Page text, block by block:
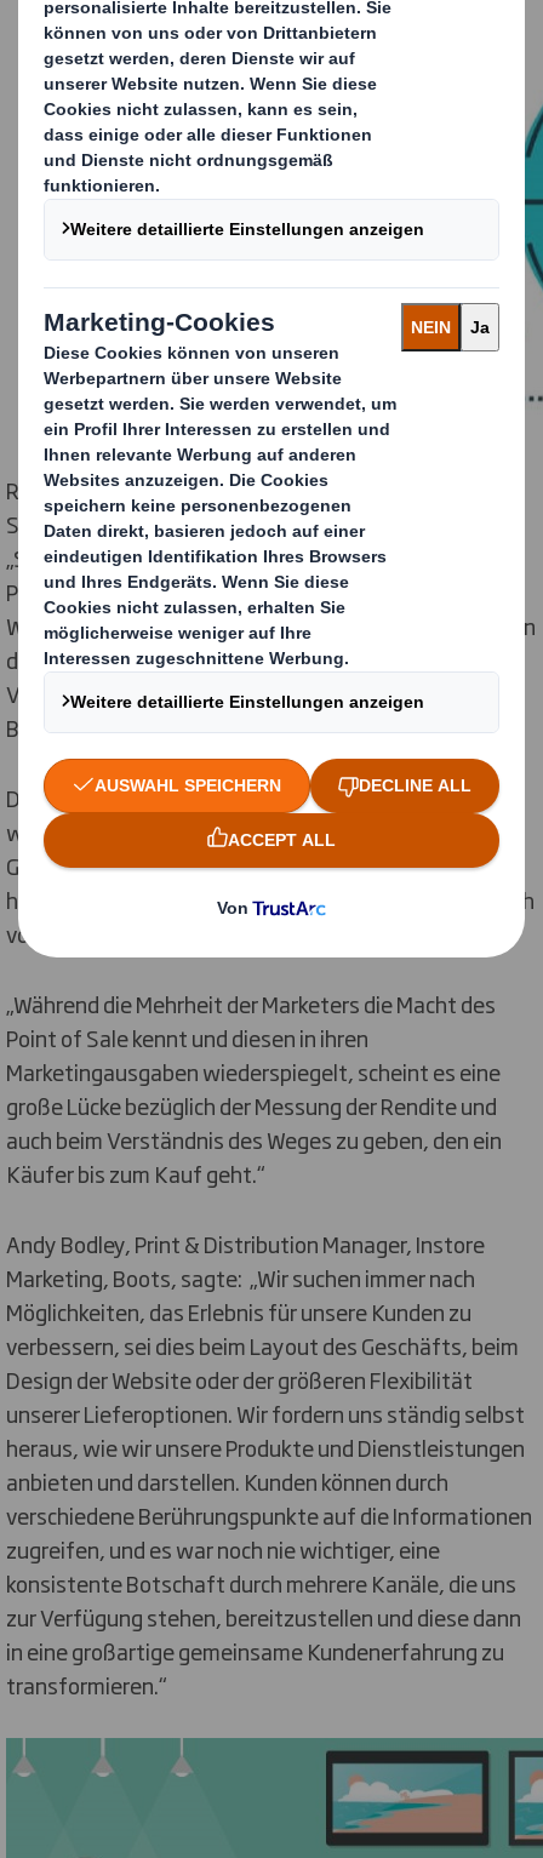
Richard Saysell, Geschäftsführer des Point of Sale
Spezialisten Creo, Teil von DS Smith Plc, sagte:
„Shopper-orientierte Marketingstrategien und der
Point of Sale waren nie wichtiger als in der heutigen
Welt, in der wir alle immer zynischer werden und Marken
die Interaktion verstehen müssen, die sie mit den
Verbrauchern in einem fragmentierten Netzwerk an
Berührungspunkten haben.
Die Einzelhandelsbranche entwickelt sich ständig
weiter, sodass das Verständnis der Erfahrung im
Geschäft und wie man das Verhalten über den Preis
hinaus beeinflusst, entscheidend ist, wenn Marken sich
von der Masse abheben möchten.
„Während die Mehrheit der Marketers die Macht des
Point of Sale kennt und diesen in ihren
Marketingausgaben wiederspiegelt, scheint es eine
große Lücke bezüglich der Messung der Rendite und
auch beim Verständnis des Weges zu geben, den ein
Käufer bis zum Kauf geht.“
Andy Bodley, Print & Distribution Manager, Instore
Marketing, Boots, sagte: „Wir suchen immer nach
Möglichkeiten, das Erlebnis für unsere Kunden zu
verbessern, sei dies beim Layout des Geschäfts, beim
Design der Website oder der größeren Flexibilität
unserer Lieferoptionen. Wir fordern uns ständig selbst
heraus, wie wir unsere Produkte und Dienstleistungen
anbieten und darstellen. Kunden können durch
verschiedene Berührungspunkte auf die Informationen
zugreifen, und es war noch nie wichtiger, eine
konsistente Botschaft durch mehrere Kanäle, die uns
zur Verfügung stehen, bereitzustellen und diese dann
in eine großartige gemeinsame Kundenerfahrung zu
transformieren.“